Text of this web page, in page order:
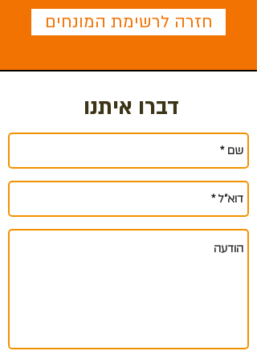
חזרה לרשימת המונחים
דברו איתנו